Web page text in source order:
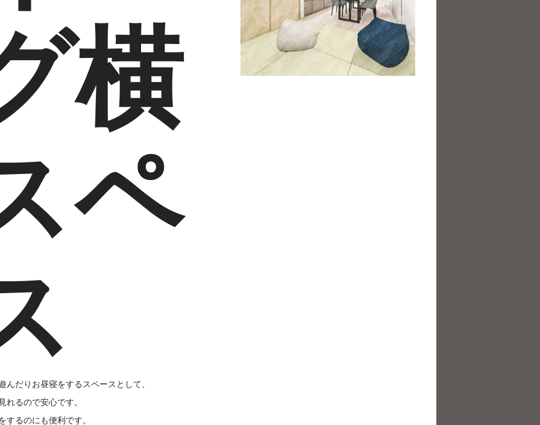
横
ペ
だりお昼寝をするスペースとして、
れるので安心です。
するのにも便利です。